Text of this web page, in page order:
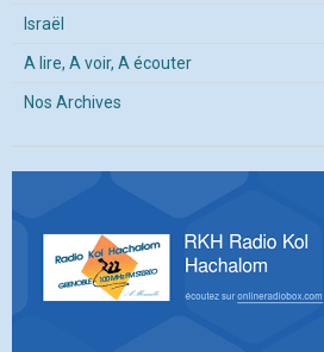
Israël
A lire, A voir, A écouter
Nos Archives